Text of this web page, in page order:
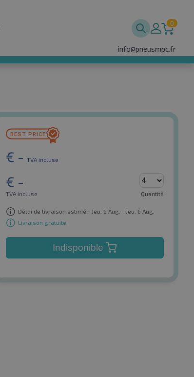
0
info@pneusmpc.fr
€ - TVA incluse
€ -
TVA incluse Quantité
Délai de livraison estimé - Jeu. 6 Aug. - Jeu. 6 Aug.
Livraison gratuite
Indisponible